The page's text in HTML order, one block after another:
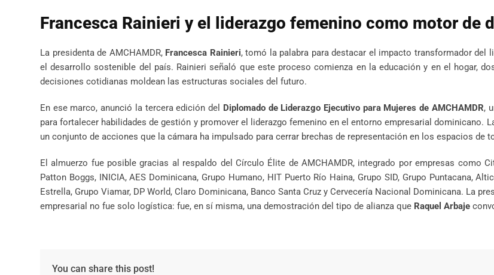
Francesca Rainieri y el liderazgo femenino como motor de
La presidenta de AMCHAMDR, Francesca Rainieri, tomó la palabra para destacar el impacto transformador del
el desarrollo sostenible del país. Rainieri señaló que este proceso comienza en la educación y en el hogar,
decisiones cotidianas moldean las estructuras sociales del futuro.
En ese marco, anunció la tercera edición del Diplomado de Liderazgo Ejecutivo para Mujeres de AMCHAMDR,
para fortalecer habilidades de gestión y promover el liderazgo femenino en el entorno empresarial dominicano.
un conjunto de acciones que la cámara ha impulsado para cerrar brechas de representación en los espacios de
El almuerzo fue posible gracias al respaldo del Círculo Élite de AMCHAMDR, integrado por empresas como
Patton Boggs, INICIA, AES Dominicana, Grupo Humano, HIT Puerto Río Haina, Grupo SID, Grupo Puntacana,
Estrella, Grupo Viamar, DP World, Claro Dominicana, Banco Santa Cruz y Cervecería Nacional Dominicana. La
empresarial no fue solo logística: fue, en sí misma, una demostración del tipo de alianza que Raquel Arbaje
You can share this post!